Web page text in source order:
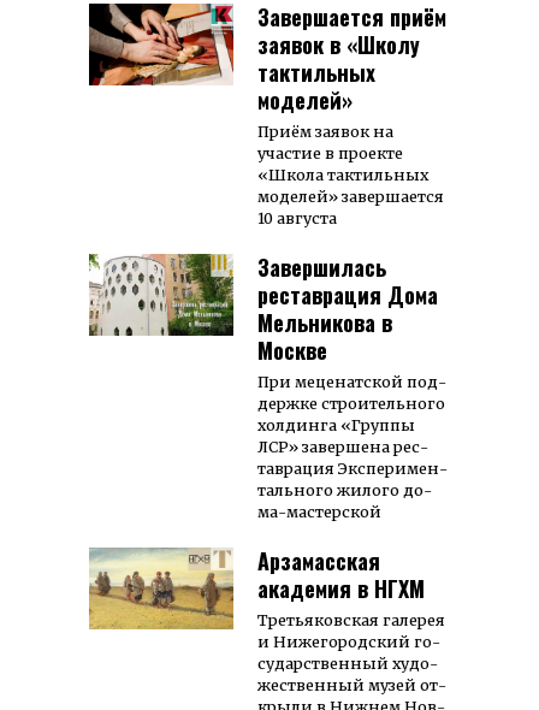
Завершается приём
заявок в «Школу
тактильных
моделей»
Приём заявок на
участие в проекте
«Школа тактильных
моделей» завершается
10 августа
Завершилась
реставрация Дома
Мельникова в
Москве
При ме­це­нат­ской под­
держ­ке строи­тель­ного
хол­динга «Груп­пы
ЛСР» за­вер­ше­на рес­
тав­ра­ция Экс­пе­ри­мен­
таль­ного жи­ло­го до­
ма-мас­тер­ской
Арзамасская
академия в НГХМ
Третья­ков­ская га­ле­рея
и Ниже­го­род­ский го­
су­дар­ствен­ный ху­до­
же­ст­вен­ный му­зей от­